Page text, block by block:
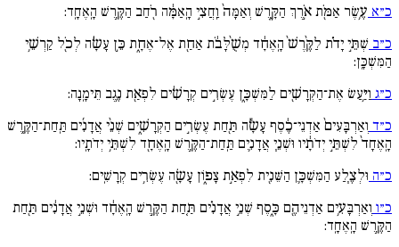
כ״א עֶ֥שֶׂר אַמֹּ֖ת אֹ֣רֶךְ הַקָּ֑רֶשׁ וְאַמָּה֙ וַֽחֲצִ֣י הָֽאַמָּ֔ה רֹ֖חַב הַקֶּ֥רֶשׁ הָֽאֶחָֽד:
כ״ב שְׁתֵּ֣י יָדֹ֗ת לַקֶּ֨רֶשׁ֙ הָֽאֶחָ֔ד מְשֻׁ֨לָּבֹ֔ת אַחַ֖ת אֶל־אֶחָ֑ת כֵּ֣ן עָשָׂ֔ה לְכֹ֖ל קַרְשֵׁ֥י
הַמִּשְׁכָּֽן:
כ״ג וַיַּ֥עַשׂ אֶת־הַקְּרָשִׁ֖ים לַמִּשְׁכָּ֑ן עֶשְׂרִ֣ים קְרָשִׁ֔ים לִפְאַ֖ת נֶ֥גֶב תֵּימָֽנָה:
כ״ד וְאַרְבָּעִים֙ אַדְנֵי־כֶ֔סֶף עָשָׂ֕ה תַּ֖חַת עֶשְׂרִ֣ים הַקְּרָשִׁ֑ים שְׁנֵ֨י אֲדָנִ֜ים תַּֽחַת־הַקֶּ֤רֶשׁ
הָֽאֶחָד֙ לִשְׁתֵּ֣י יְדֹתָ֔יו וּשְׁנֵ֧י אֲדָנִ֛ים תַּֽחַת־הַקֶּ֥רֶשׁ הָֽאֶחָ֖ד לִשְׁתֵּ֥י יְדֹתָֽיו:
כ״ה וּלְצֶ֧לַע הַמִּשְׁכָּ֛ן הַשֵּׁנִ֖ית לִפְאַ֣ת צָפ֑וֹן עָשָׂ֖ה עֶשְׂרִ֥ים קְרָשִֽׁים:
כ״ו וְאַרְבָּעִ֥ים אַדְנֵיהֶ֖ם כָּ֑סֶף שְׁנֵ֣י אֲדָנִ֗ים תַּ֚חַת הַקֶּ֣רֶשׁ הָֽאֶחָ֔ד וּשְׁנֵ֣י אֲדָנִ֔ים תַּ֖חַת
הַקֶּ֥רֶשׁ הָֽאֶחָֽד: